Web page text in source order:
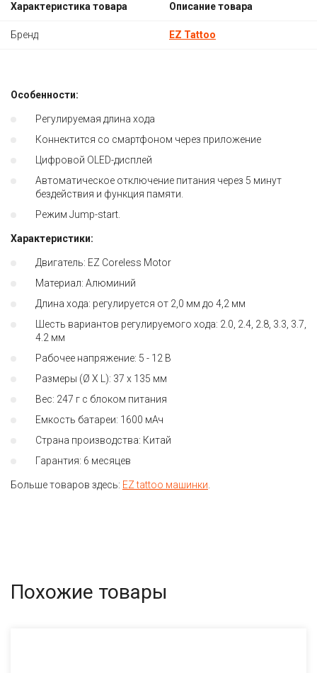
Характеристика товара Описание товара
Бренд EZ Tattoo
Особенности:
Регулируемая длина хода
Коннектится со смартфоном через приложение
Цифровой OLED-дисплей
Автоматическое отключение питания через 5 минут
бездействия и функция памяти.
Режим Jump-start.
Характеристики:
Двигатель: EZ Coreless Motor
Материал: Алюминий
Длина хода: регулируется от 2,0 мм до 4,2 мм
Шесть вариантов регулируемого хода: 2.0, 2.4, 2.8, 3.3, 3.7,
4.2 мм
Рабочее напряжение: 5 - 12 В
Размеры (Ø X L): 37 x 135 мм
Вес: 247 г с блоком питания
Емкость батареи: 1600 мАч
Страна производства: Китай
Гарантия: 6 месяцев
Больше товаров здесь: EZ tattoo машинки.
Похожие товары